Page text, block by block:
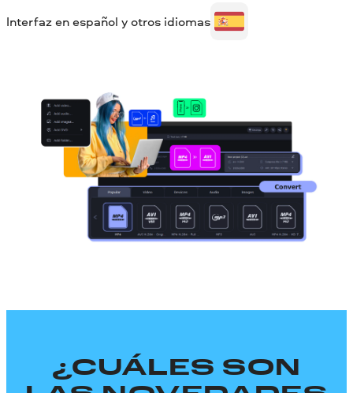
Interfaz en español y otros idiomas
¿CUÁLES SON